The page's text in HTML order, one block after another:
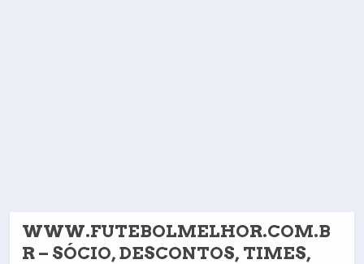
WWW.FUTEBOLMELHOR.COM.B
R – SÓCIO, DESCONTOS, TIMES,